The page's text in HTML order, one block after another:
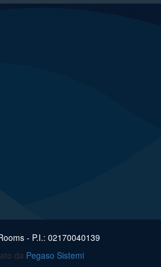
- P.I.: 02170040139
da Pegaso Sistemi